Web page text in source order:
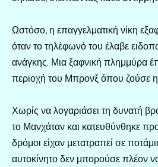
Ωστόσο, η επαγγελματική νίκη
όταν το τηλέφωνό του έλαβε
ανάγκης. Μια ξαφνική πλημμύρα
περιοχή του Μπρονξ όπου ζούσε
Χωρίς να λογαριάσει τη δυνατή
το Μανχάταν και κατευθύνθηκε
δρόμοι είχαν μετατραπεί σε
αυτοκίνητο δεν μπορούσε πλέον